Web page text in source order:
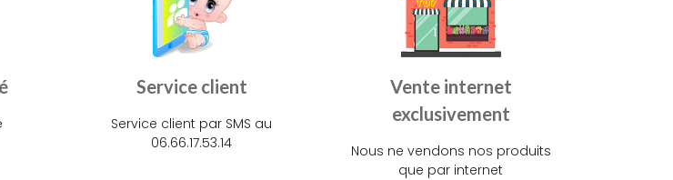
Service client
Service client par SMS au
06.66.17.53.14
Vente internet
exclusivement
Nous ne vendons nos produits
que par internet